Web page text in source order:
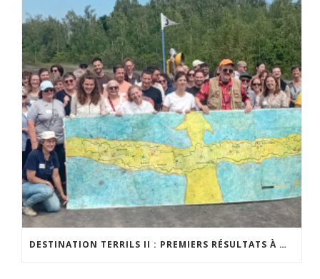
DESTINATION TERRILS II : PREMIERS RÉSULTATS À MI-PARCOURS